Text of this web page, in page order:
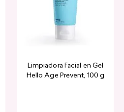
Limpiadora Facial en Gel
Hello Age Prevent, 100 g